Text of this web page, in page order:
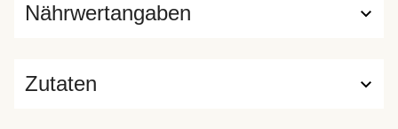
Zutaten
Nährwertangaben